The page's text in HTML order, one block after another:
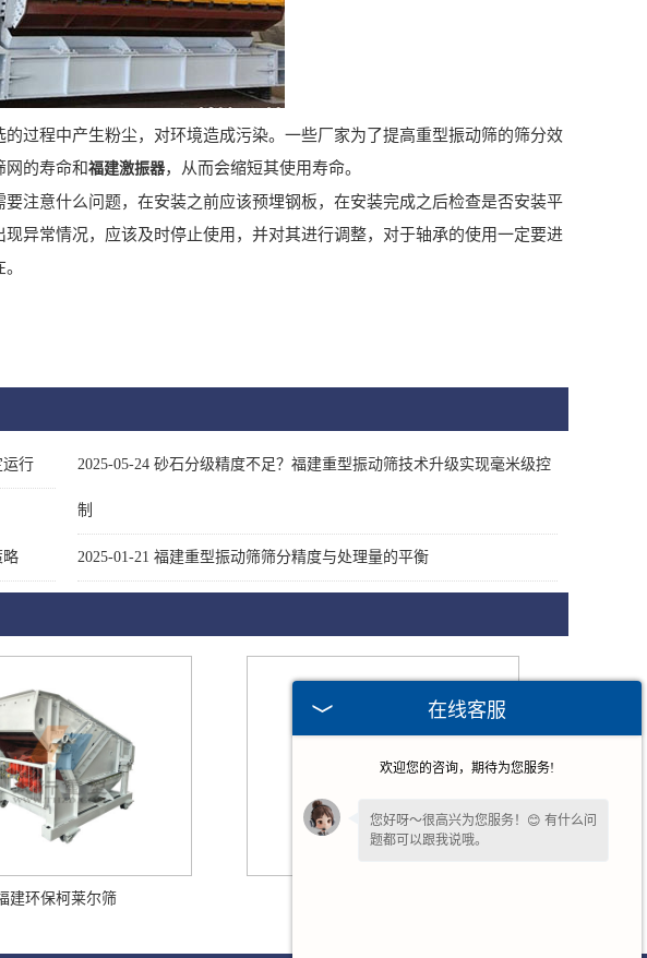
程中产生粉尘，对环境造成污染。一些厂家为了提高重型振动筛的筛分效
网的寿命和福建激振器，从而会缩短其使用寿命。
意什么问题，在安装之前应该预埋钢板，在安装完成之后检查是否安装平
异常情况，应该及时停止使用，并对其进行调整，对于轴承的使用一定要进
运行 2025-05-24 砂石分级精度不足？福建重型振动筛技术升级实现毫米级控
制
略 2025-01-21 福建重型振动筛筛分精度与处理量的平衡
建环保柯莱尔筛
在线客服
欢迎您的咨询，期待为您服务!
您好呀～很高兴为您服务！😊 有什么问
题都可以跟我说哦。